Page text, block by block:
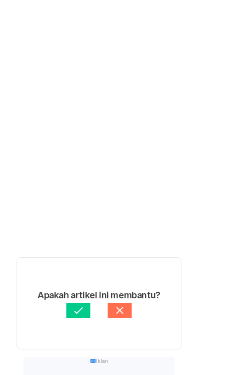
Apakah artikel ini membantu?
Iklan